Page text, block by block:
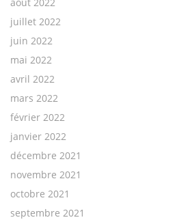
juillet 2022
juin 2022
mai 2022
avril 2022
mars 2022
février 2022
janvier 2022
décembre 2021
novembre 2021
octobre 2021
septembre 2021